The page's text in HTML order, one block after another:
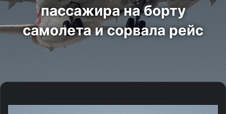
пассажира на борту
самолета и сорвала рейс